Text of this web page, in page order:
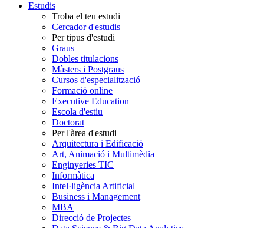
Estudis
Troba el teu estudi
Cercador d'estudis
Per tipus d'estudi
Graus
Dobles titulacions
Màsters i Postgraus
Cursos d'especialització
Formació online
Executive Education
Escola d'estiu
Doctorat
Per l'àrea d'estudi
Arquitectura i Edificació
Art, Animació i Multimèdia
Enginyeries TIC
Informàtica
Intel·ligència Artificial
Business i Management
MBA
Direcció de Projectes